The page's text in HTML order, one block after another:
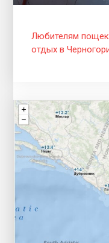
Любителям
отдых в